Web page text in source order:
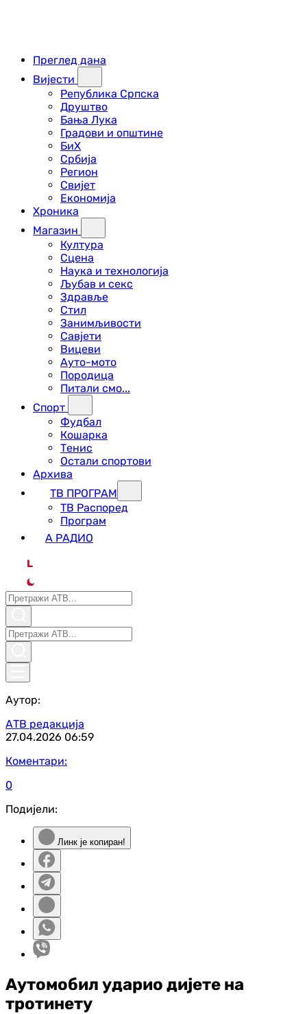
Преглед дана
Вијести
Република Српска
Друштво
Бања Лука
Градови и општине
БиХ
Србија
Регион
Свијет
Економија
Хроника
Магазин
Култура
Сцена
Наука и технологија
Љубав и секс
Здравље
Стил
Занимљивости
Савјети
Вицеви
Ауто-мото
Породица
Питали смо...
Спорт
Фудбал
Кошарка
Тенис
Остали спортови
Архива
ТВ ПРОГРАМ
ТВ Распоред
Програм
А РАДИО
L
Аутор:
АТВ редакција
27.04.2026 06:59
Коментари:
0
Подијели:
Линк је копиран!
Аутомобил ударио дијете на
тротинету